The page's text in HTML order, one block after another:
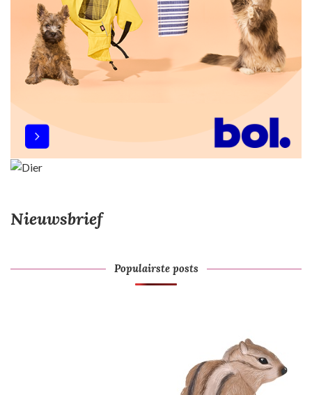
Nieuwsbrief
Populairste posts